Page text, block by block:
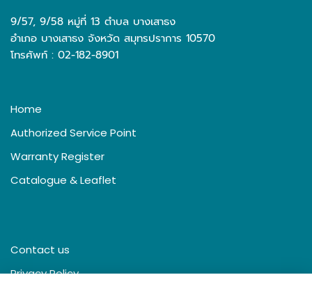
9/57, 9/58 หมู่ที่ 13 ตำบล บางเสาธง
อำเภอ บางเสาธง จังหวัด สมุทรปราการ 10570
โทรศัพท์ : 02-182-8901
Home
Authorized Service Point
Warranty Register
Catalogue & Leaflet
Contact us
Privacy Policy